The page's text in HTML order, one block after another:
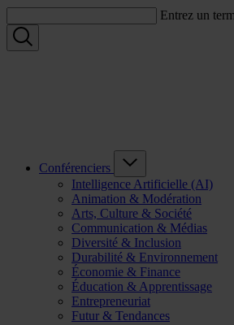
Entrez un
Conférenciers
Intelligence Artificielle (AI)
Animation & Modération
Arts, Culture & Société
Communication & Médias
Diversité & Inclusion
Durabilité & Environnement
Économie & Finance
Éducation & Apprentissage
Entrepreneuriat
Futur & Tendances